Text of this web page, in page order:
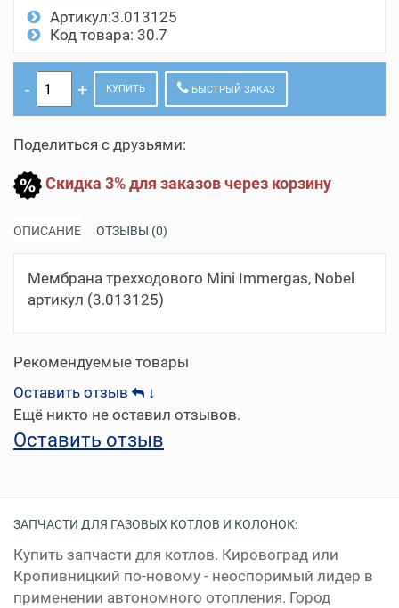
Артикул:3.013125
Код товара: 30.7
КУПИТЬ БЫСТРЫЙ ЗАКАЗ
Поделиться с друзьями:
Скидка 3% для заказов через корзину
ОПИСАНИЕ ОТЗЫВЫ (0)
Мембрана трехходового Mini Immergas, Nobel
артикул (3.013125)
Рекомендуемые товары
Оставить отзыв
↓
Ещё никто не оставил отзывов.
Оставить отзыв
ЗАПЧАСТИ ДЛЯ ГАЗОВЫХ КОТЛОВ И КОЛОНОК:
Купить запчасти для котлов. Кировоград или
Кропивницкий по-новому - неоспоримый лидер в
применении автономного отопления. Город